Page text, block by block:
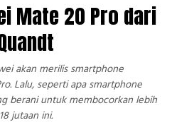
Mate 20 Pro dari
akan merilis smartphone
Lalu, seperti apa smartphone
berani untuk membocorkan lebih
jutaan ini.